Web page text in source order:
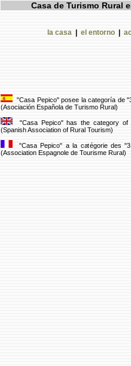
Casa de Turismo Rural
la casa| el entorno|
"Casa Pepico" posee la categoría de
(Asociación Española de Turismo Rural)
"Casa Pepico" has the category of
(Spanish Association of Rural Tourism)
"Casa Pepico" a la catégorie des
(Association Espagnole de Tourisme Rural)